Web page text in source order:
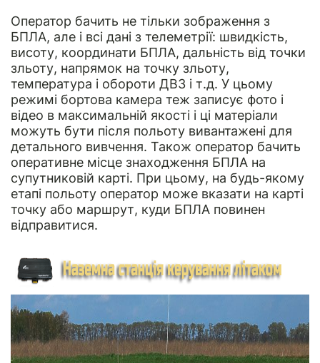
Оператор бачить не тільки зображення з
БПЛА, але і всі дані з телеметрії: швидкість,
висоту, координати БПЛА, дальність від точки
зльоту, напрямок на точку зльоту,
температура і обороти ДВЗ і т.д. У цьому
режимі бортова камера теж записує фото і
відео в максимальній якості і ці матеріали
можуть бути після польоту вивантажені для
детального вивчення. Також оператор бачить
оперативне місце знаходження БПЛА на
супутниковій карті. При цьому, на будь-якому
етапі польоту оператор може вказати на карті
точку або маршрут, куди БПЛА повинен
відправитися.